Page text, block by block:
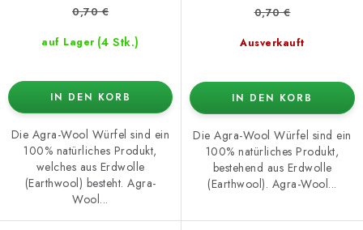
auf Lager (4 Stk.)
0,70 €
IN DEN KORB
Die Agra-Wool Würfel sind ein
100% natürliches Produkt,
welches aus Erdwolle
(Earthwool) besteht. Agra-
Wool...
Ausverkauft
0,70 €
IN DEN KORB
Die Agra-Wool Würfel sind ein
100% natürliches Produkt,
bestehend aus Erdwolle
(Earthwool). Agra-Wool...